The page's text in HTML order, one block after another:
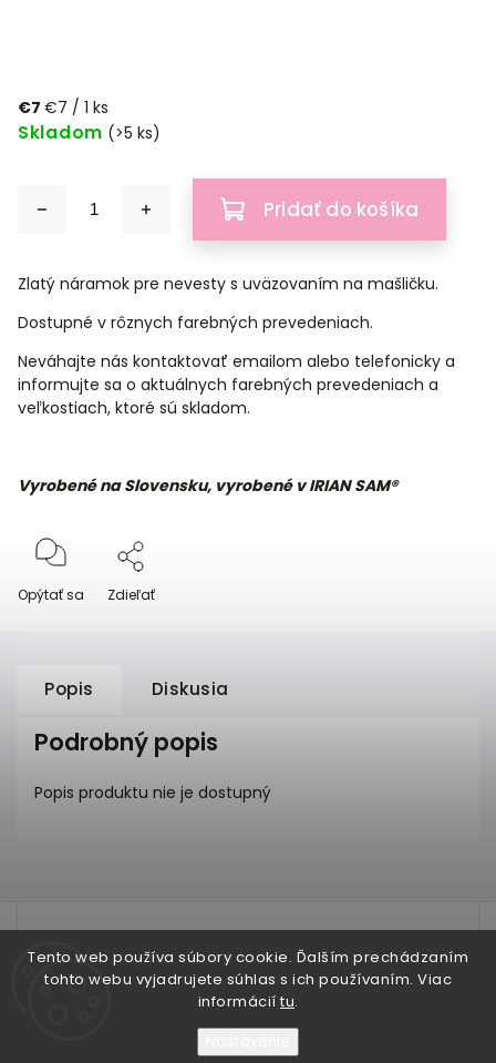
Tento web používa súbory cookie. Ďalším prechádzaním
tohto webu vyjadrujete súhlas s ich používaním. Viac
informácií tu.
€7 €7 / 1 ks
Skladom (>5 ks)
Pridať do košíka
Zlatý náramok pre nevesty s uväzovaním na mašličku.
Dostupné v rôznych farebných prevedeniach.
Neváhajte nás kontaktovať emailom alebo telefonicky a
informujte sa o aktuálnych farebných prevedeniach a
veľkostiach, ktoré sú skladom.
Vyrobené na Slovensku, vyrobené v IRIAN SAM®
Opýtať sa Zdieľať
Popis Diskusia
Podrobný popis
Popis produktu nie je dostupný
test